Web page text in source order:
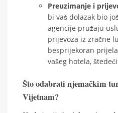
Preuzimanje i
bi vaš dolazak bio
agencije pružaju
prijevoza iz zračne
besprijekoran
vašeg hotela,
Što odabrati njemačkim
Vijetnam?